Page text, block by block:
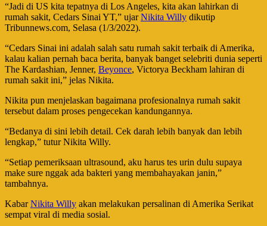
“Jadi di US kita tepatnya di Los Angeles, kita akan lahirkan di
rumah sakit, Cedars Sinai YT,” ujarNikita Willy dikutip
Tribunnews.com, Selasa (1/3/2022).
“Cedars Sinai ini adalah salah satu rumah sakit terbaik di Amerika,
kalau kalian pernah baca berita, banyak banget selebriti dunia seperti
The Kardashian, Jenner, Beyonce, Victorya Beckham lahiran di
rumah sakit ini,” jelas Nikita.
Nikita pun menjelaskan bagaimana profesionalnya rumah sakit
tersebut dalam proses pengecekan kandungannya.
“Bedanya di sini lebih detail. Cek darah lebih banyak dan lebih
lengkap,” tutur Nikita Willy.
“Setiap pemeriksaan ultrasound, aku harus tes urin dulu supaya
make sure nggak ada bakteri yang membahayakan janin,”
tambahnya.
KabarNikita Willy akan melakukan persalinan di Amerika Serikat
sempat viral di media sosial.